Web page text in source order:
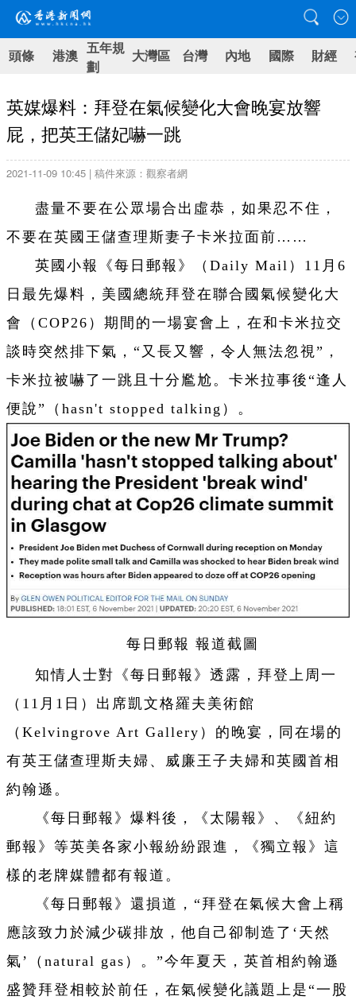
頭條 港澳 五年規
劃
大灣區 台灣 內地 國際 財經
英媒爆料：拜登在氣候變化大會晚宴放響
屁，把英王儲妃嚇一跳
2021-11-09 10:45 | 稿件來源：觀察者網
盡量不要在公眾場合出虛恭，如果忍不住，
不要在英國王儲查理斯妻子卡米拉面前……
英國小報《每日郵報》（Daily Mail）11月6
日最先爆料，美國總統拜登在聯合國氣候變化大
會（COP26）期間的一場宴會上，在和卡米拉交
談時突然排下氣，“又長又響，令人無法忽視”，
卡米拉被嚇了一跳且十分尷尬。卡米拉事後“逢人
便說”（hasn't stopped talking）。
每日郵報 報道截圖
知情人士對《每日郵報》透露，拜登上周一
（11月1日）出席凱文格羅夫美術館
（Kelvingrove Art Gallery）的晚宴，同在場的
有英王儲查理斯夫婦、威廉王子夫婦和英國首相
約翰遜。
《每日郵報》爆料後，《太陽報》、《紐約
郵報》等英美各家小報紛紛跟進，《獨立報》這
樣的老牌媒體都有報道。
《每日郵報》還損道，“拜登在氣候大會上稱
應該致力於減少碳排放，他自己卻制造了‘天然
氣’（natural gas）。”今年夏天，英首相約翰遜
盛贊拜登相較於前任，在氣候變化議題上是“一股